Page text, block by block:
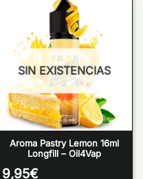
SIN EXISTENCIAS
Aroma Pastry Lemon 16ml
Longfill – Oil4Vap
9,95€